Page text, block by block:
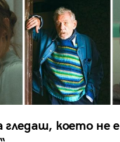
гледаш, което не е